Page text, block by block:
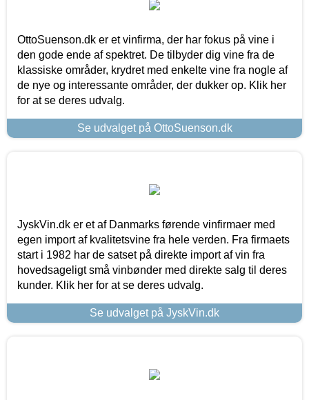
OttoSuenson.dk er et vinfirma, der har fokus på vine i
den gode ende af spektret. De tilbyder dig vine fra de
klassiske områder, krydret med enkelte vine fra nogle af
de nye og interessante områder, der dukker op. Klik her
for at se deres udvalg.
Se udvalget på OttoSuenson.dk
JyskVin.dk er et af Danmarks førende vinfirmaer med
egen import af kvalitetsvine fra hele verden. Fra firmaets
start i 1982 har de satset på direkte import af vin fra
hovedsageligt små vinbønder med direkte salg til deres
kunder. Klik her for at se deres udvalg.
Se udvalget på JyskVin.dk